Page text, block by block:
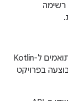
רשימה
ספריית Paging כוללת עכשיו ארטיפקטים שתואמים ל-Kotlin